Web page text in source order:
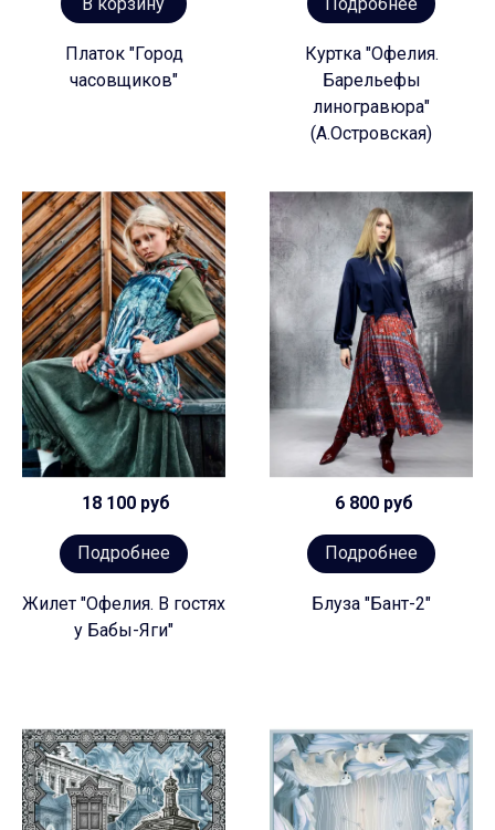
Платок "Город
часовщиков"
Куртка "Офелия.
Барельефы
линогравюра"
(А.Островская)
18 100 руб
Подробнее
Жилет "Офелия. В гостях
у Бабы-Яги"
6 800 руб
Подробнее
Блуза "Бант-2"